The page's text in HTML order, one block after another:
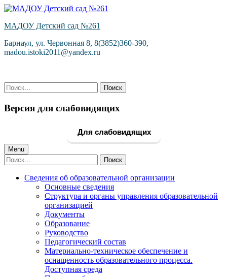
Skip
content
МАДОУ Детский сад №261
Барнаул, ул. Червонная 8, 8(3852)360-390,
madou.istoki2011@yandex.ru
Найти:
Версия для слабовидящих
Для слабовидящих
Primary
Menu
Menu
Найти:
Сведения об образовательной организации
Основные сведения
Структура и органы управления образовательной
организацией
Документы
Образование
Руководство
Педагогический состав
Материально-техническое обеспечение и
оснащенность образовательного процесса.
Доступная среда